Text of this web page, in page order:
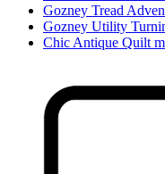
Gozney Tread
Gozney Utility
Chic Antique Quilt